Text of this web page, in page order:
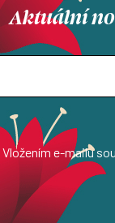
Aktuální
Vložením e-mailu